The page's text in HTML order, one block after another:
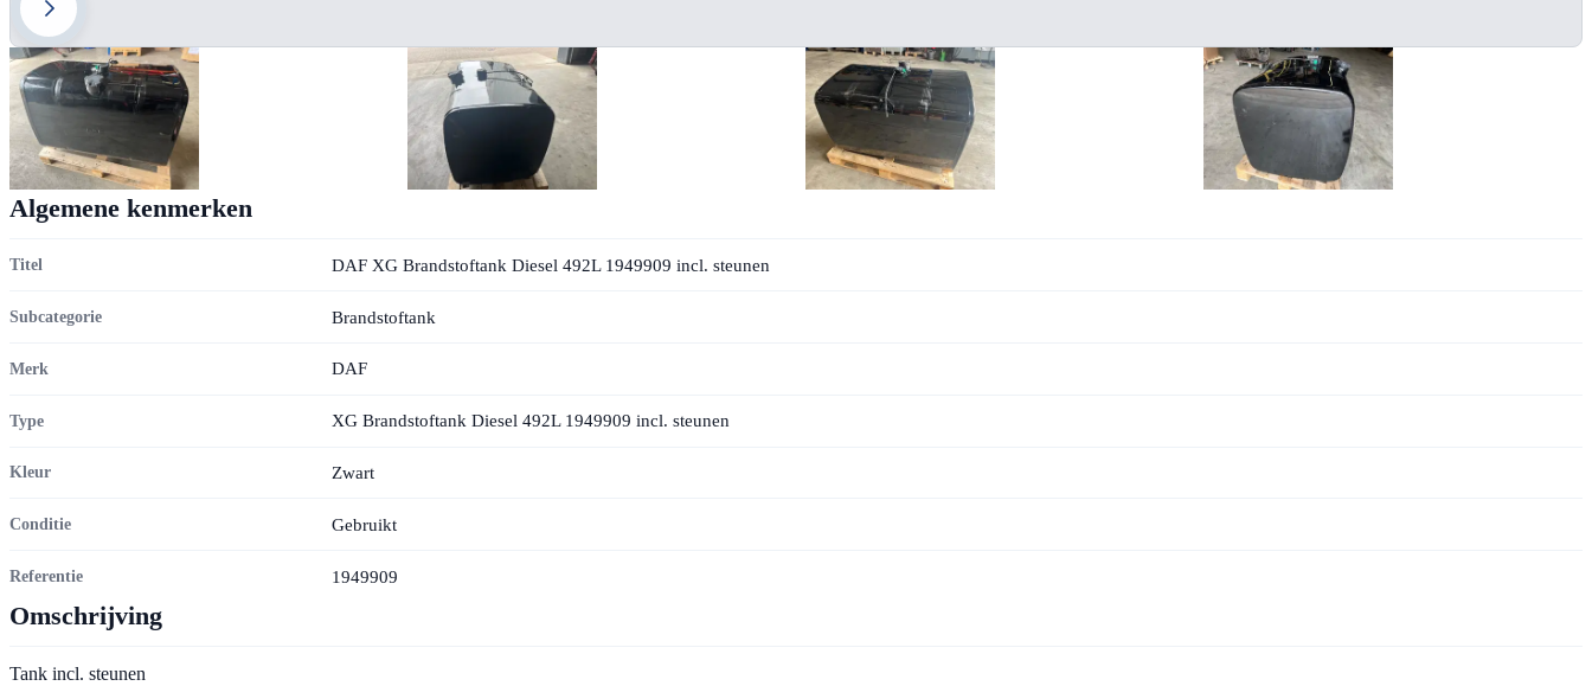
Algemene kenmerken
Titel DAF XG Brandstoftank Diesel 492L 1949909 incl. steunen
Subcategorie Brandstoftank
Merk DAF
Type XG Brandstoftank Diesel 492L 1949909 incl. steunen
Kleur Zwart
Conditie Gebruikt
Referentie 1949909
Omschrijving
Tank incl. steunen